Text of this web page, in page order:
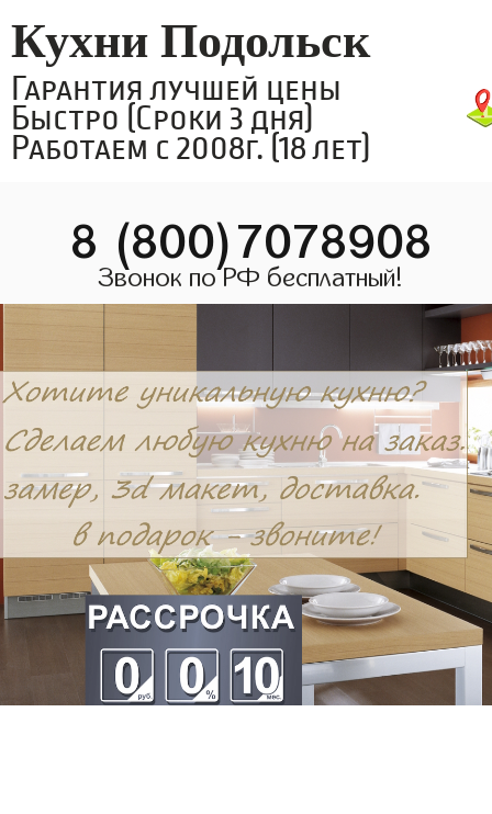
Кухни Подольск
Гарантия лучшей цены
Быстро (Сроки 3 дня)
Работаем с 2008г. (18 лет)
8 (800)7078908
Звонок по РФ бесплатный!